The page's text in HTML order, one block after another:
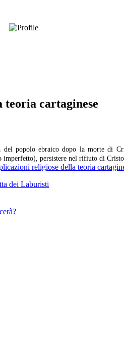
cartaginese
del popolo ebraico dopo la morte di
imperfetto), persistere nel rifiuto di
religiose della teoria
dei Laburisti